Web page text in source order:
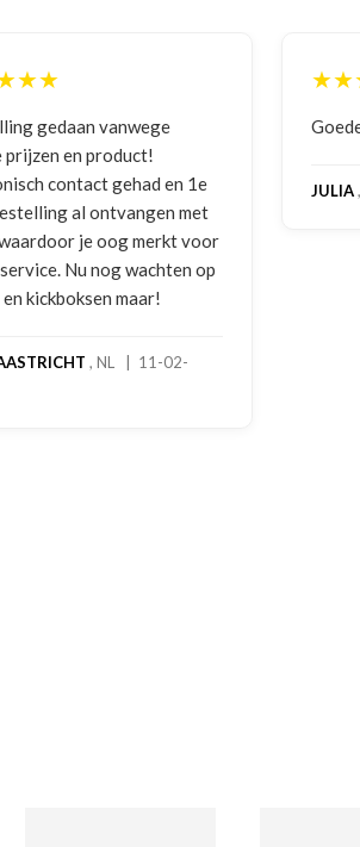
prijzen, goede service
NL | 08-02-2026
Zeer
hoog